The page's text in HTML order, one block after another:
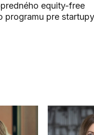
equity-free
programu pre startupy